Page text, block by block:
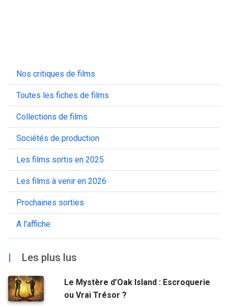
Nos critiques de films
Toutes les fiches de films
Collections de films
Sociétés de production
Les films sortis en 2025
Les films à venir en 2026
Prochaines sorties
A l'affiche
| Les plus lus
Le Mystère d’Oak Island : Escroquerie
ou Vrai Trésor ?